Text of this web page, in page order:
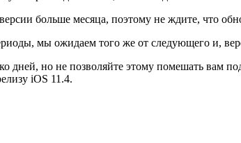
больше месяца, поэтому не ждите, что
мы ожидаем того же от следующего и,
дней, но не позволяйте этому помешать вам
iOS 11.4.